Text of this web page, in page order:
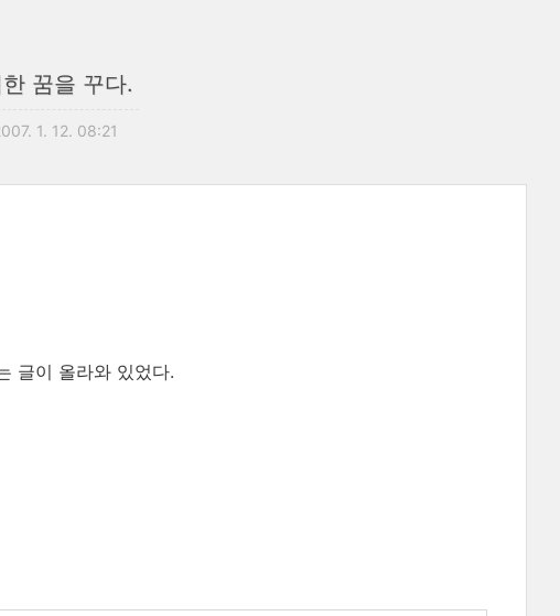
꿈을 꾸다.
1. 12. 08:21
글이 올라와 있었다.